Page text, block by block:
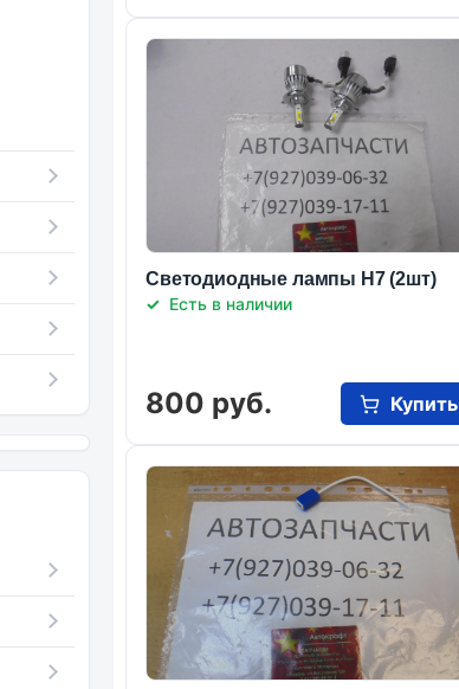
Светодиодные лампы Н7 (2шт)
Есть в наличии
800 руб. Купить